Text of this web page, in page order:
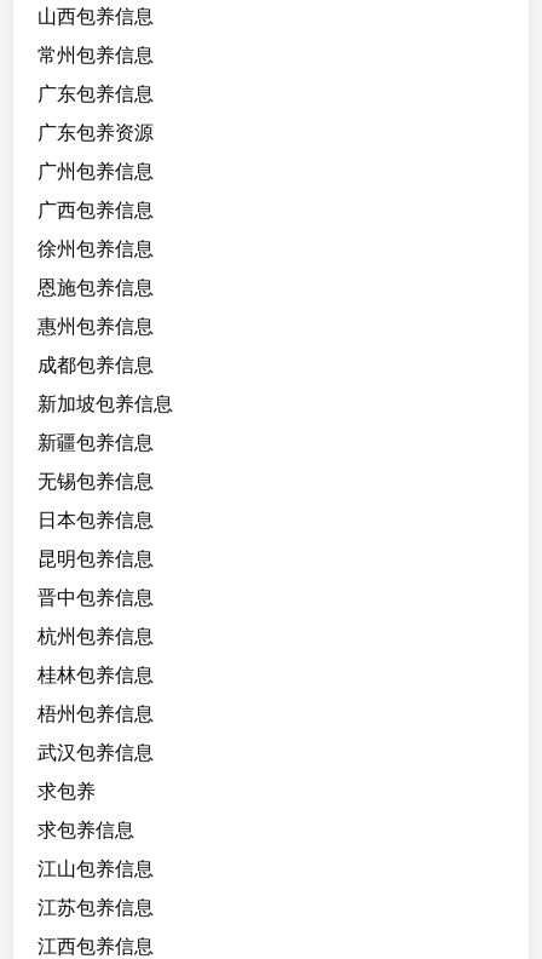
山西包养信息
常州包养信息
广东包养信息
广东包养资源
广州包养信息
广西包养信息
徐州包养信息
恩施包养信息
惠州包养信息
成都包养信息
新加坡包养信息
新疆包养信息
无锡包养信息
日本包养信息
昆明包养信息
晋中包养信息
杭州包养信息
桂林包养信息
梧州包养信息
武汉包养信息
求包养
求包养信息
江山包养信息
江苏包养信息
江西包养信息